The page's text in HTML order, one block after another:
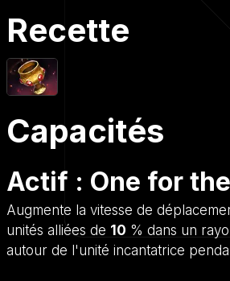
Recette
Capacités
Actif : One for
Augmente la vitesse de
unités alliées de 10 % dans un
autour de l'unité incantatrice